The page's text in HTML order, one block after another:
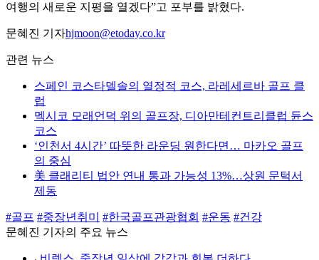
여행의 새로운 지평을 열겠다”고 포부를 밝혔다.
문혜진 기자hjmoon@etoday.co.kr
관련 뉴스
스페인 코스타델솔의 열정적 코스, 라레세르바 골프 클
럽
멕시코 모래언덕 위의 골프장, 디아만테컨트리클럽 듄스
코스
‘인천서 4시간’ 따뜻한 라운딩 원한다면… 마카오 골프
의 중심
美 클래리티 법안 연내 통과 가능성 13%…상원 문턱서
제동
#골프 #중장년취미 #한국골프관광협회 #운동 #건강
문혜진 기자의 주요 뉴스